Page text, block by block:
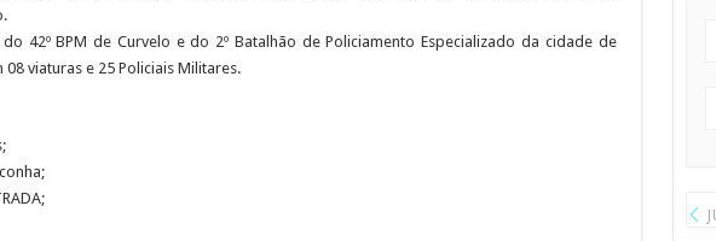
42º BPM de Curvelo e do 2º Batalhão de Policiamento Especializado da cidade de
viaturas e 25 Policiais Militares.